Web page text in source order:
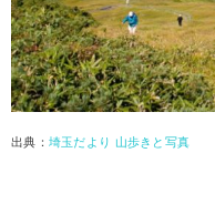
出典： 埼玉だより 山歩きと写真